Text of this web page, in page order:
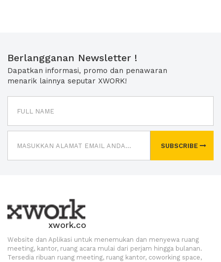
Berlangganan Newsletter !
Dapatkan informasi, promo dan penawaran
menarik lainnya seputar XWORK!
SUBSCRIBE
xwork.co
Website dan Aplikasi untuk menemukan dan menyewa ruang
meeting, kantor, ruang acara mulai dari perjam hingga bulanan.
Tersedia ribuan ruang meeting, ruang kantor, coworking space,